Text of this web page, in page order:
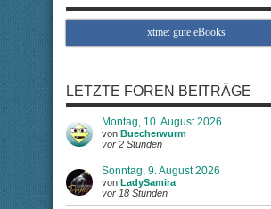
xtme: gute eBooks
LETZTE FOREN BEITRÄGE
Montag, 10. August 2026
von Buecherwurm
vor 2 Stunden
Sonntag, 9. August 2026
von LadySamira
vor 18 Stunden